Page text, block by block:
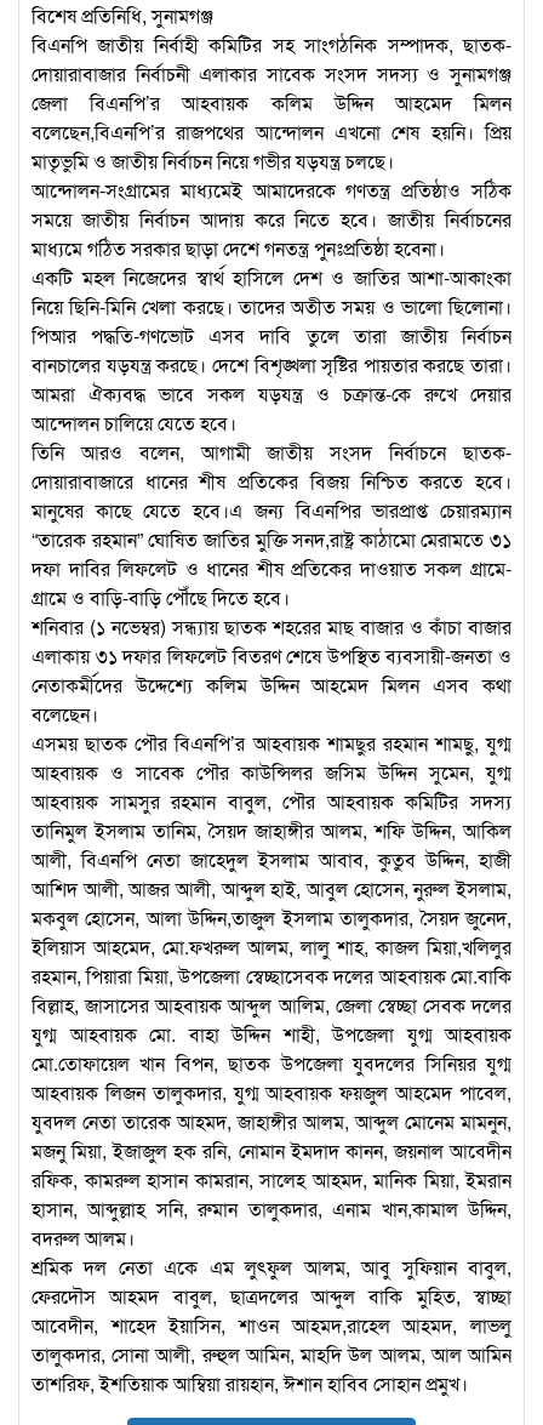
বিশেষ প্রতিনিধি, সুনামগঞ্জ
বিএনপি জাতীয় নির্বাহী কমিটির সহ সাংগঠনিক সম্পাদক, ছাতক-
দোয়ারাবাজার নির্বাচনী এলাকার সাবেক সংসদ সদস্য ও সুনামগঞ্জ
জেলা বিএনপি’র আহবায়ক কলিম উদ্দিন আহমেদ মিলন
বলেছেন,বিএনপি’র রাজপথের আন্দোলন এখনো শেষ হয়নি। প্রিয়
মাতৃভুমি ও জাতীয় নির্বাচন নিয়ে গভীর যড়যন্ত্র চলছে।
আন্দোলন-সংগ্রামের মাধ্যমেই আমাদেরকে গণতন্ত্র প্রতিষ্ঠাও সঠিক
সময়ে জাতীয় নির্বাচন আদায় করে নিতে হবে। জাতীয় নির্বাচনের
মাধ্যমে গঠিত সরকার ছাড়া দেশে গনতন্ত্র পুনঃপ্রতিষ্ঠা হবেনা।
একটি মহল নিজেদের স্বার্থ হাসিলে দেশ ও জাতির আশা-আকাংকা
নিয়ে ছিনি-মিনি খেলা করছে। তাদের অতীত সময় ও ভালো ছিলোনা।
পিআর পদ্ধতি-গণভোট এসব দাবি তুলে তারা জাতীয় নির্বাচন
বানচালের যড়যন্ত্র করছে। দেশে বিশৃঙ্খলা সৃষ্টির পায়তার করছে তারা।
আমরা ঐক্যবদ্ধ ভাবে সকল যড়যন্ত্র ও চক্রান্ত-কে রুখে দেয়ার
আন্দোলন চালিয়ে যেতে হবে।
তিনি আরও বলেন, আগামী জাতীয় সংসদ নির্বাচনে ছাতক-
দোয়ারাবাজারে ধানের শীষ প্রতিকের বিজয় নিশ্চিত করতে হবে।
মানুষের কাছে যেতে হবে।এ জন্য বিএনপির ভারপ্রাপ্ত চেয়ারম্যান
“তারেক রহমান” ঘোষিত জাতির মুক্তি সনদ,রাষ্ট্র কাঠামো মেরামতে ৩১
দফা দাবির লিফলেট ও ধানের শীষ প্রতিকের দাওয়াত সকল গ্রামে-
গ্রামে ও বাড়ি-বাড়ি পৌঁছে দিতে হবে।
শনিবার (১ নভেম্বর) সন্ধ্যায় ছাতক শহরের মাছ বাজার ও কাঁচা বাজার
এলাকায় ৩১ দফার লিফলেট বিতরণ শেষে উপস্থিত ব্যবসায়ী-জনতা ও
নেতাকর্মীদের উদ্দেশ্যে কলিম উদ্দিন আহমেদ মিলন এসব কথা
বলেছেন।
এসময় ছাতক পৌর বিএনপি’র আহবায়ক শামছুর রহমান শামছু, যুগ্ম
আহবায়ক ও সাবেক পৌর কাউন্সিলর জসিম উদ্দিন সুমেন, যুগ্ম
আহবায়ক সামসুর রহমান বাবুল, পৌর আহবায়ক কমিটির সদস্য
তানিমুল ইসলাম তানিম, সৈয়দ জাহাঙ্গীর আলম, শফি উদ্দিন, আকিল
আলী, বিএনপি নেতা জাহেদুল ইসলাম আবাব, কুতুব উদ্দিন, হাজী
আশিদ আলী, আজর আলী, আব্দুল হাই, আবুল হোসেন, নুরুল ইসলাম,
মকবুল হোসেন, আলা উদ্দিন,তাজুল ইসলাম তালুকদার, সৈয়দ জুনেদ,
ইলিয়াস আহমেদ, মো.ফখরুল আলম, লালু শাহ, কাজল মিয়া,খলিলুর
রহমান, পিয়ারা মিয়া, উপজেলা স্বেচ্ছাসেবক দলের আহবায়ক মো.বাকি
বিল্লাহ, জাসাসের আহবায়ক আব্দুল আলিম, জেলা স্বেচ্ছা সেবক দলের
যুগ্ম আহবায়ক মো. বাহা উদ্দিন শাহী, উপজেলা যুগ্ম আহবায়ক
মো.তোফায়েল খান বিপন, ছাতক উপজেলা যুবদলের সিনিয়র যুগ্ম
আহবায়ক লিজন তালুকদার, যুগ্ম আহবায়ক ফয়জুল আহমেদ পাবেল,
যুবদল নেতা তারেক আহমদ, জাহাঙ্গীর আলম, আব্দুল মোনেম মামনুন,
মজনু মিয়া, ইজাজুল হক রনি, নোমান ইমদাদ কানন, জয়নাল আবেদীন
রফিক, কামরুল হাসান কামরান, সালেহ আহমদ, মানিক মিয়া, ইমরান
হাসান, আব্দুল্লাহ সনি, রুমান তালুকদার, এনাম খান,কামাল উদ্দিন,
বদরুল আলম।
শ্রমিক দল নেতা একে এম লুৎফুল আলম, আবু সুফিয়ান বাবুল,
ফেরদৌস আহমদ বাবুল, ছাত্রদলের আব্দুল বাকি মুহিত, স্বাচ্ছা
আবেদীন, শাহেদ ইয়াসিন, শাওন আহমদ,রাহেল আহমদ, লাভলু
তালুকদার, সোনা আলী, রুহুল আমিন, মাহদি উল আলম, আল আমিন
তাশরিফ, ইশতিয়াক আম্বিয়া রায়হান, ঈশান হাবিব সোহান প্রমুখ।